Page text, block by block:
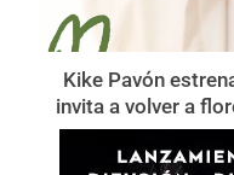
Kike Pavón
invita a volver a